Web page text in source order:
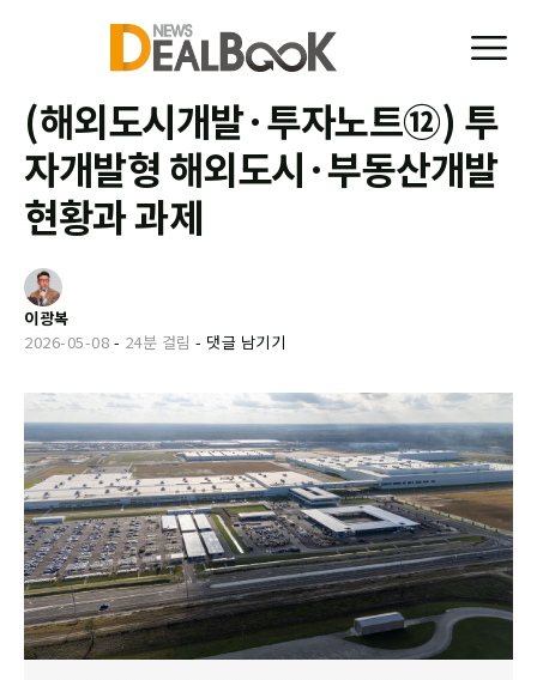
(해외도시개발·투자노트⑫) 투
자개발형 해외도시·부동산개발
현황과 과제
이광복
2026-05-08 - 24분 걸림 - 댓글 남기기